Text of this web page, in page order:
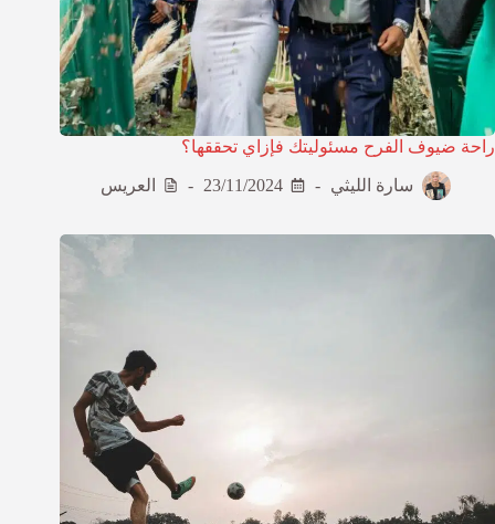
راحة ضيوف الفرح مسئوليتك فإزاي تحققها؟
سارة الليثي 23/11/2024 العريس